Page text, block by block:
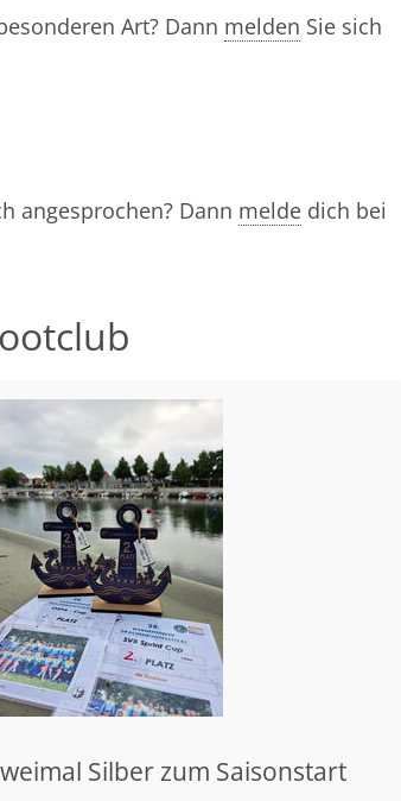
Art? Dann melden Sie sich
angesprochen? Dann melde dich bei
Silber zum Saisonstart